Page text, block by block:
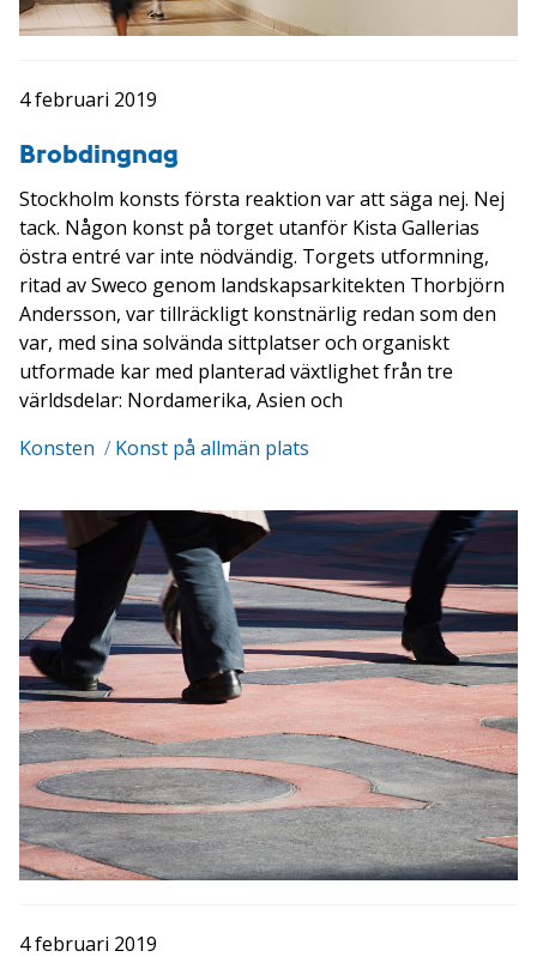
4 februari 2019
Brobdingnag
Stockholm konsts första reaktion var att säga nej. Nej
tack. Någon konst på torget utanför Kista Gallerias
östra entré var inte nödvändig. Torgets utformning,
ritad av Sweco genom landskapsarkitekten Thorbjörn
Andersson, var tillräckligt konstnärlig redan som den
var, med sina solvända sittplatser och organiskt
utformade kar med planterad växtlighet från tre
världsdelar: Nordamerika, Asien och
Konsten / Konst på allmän plats
4 februari 2019